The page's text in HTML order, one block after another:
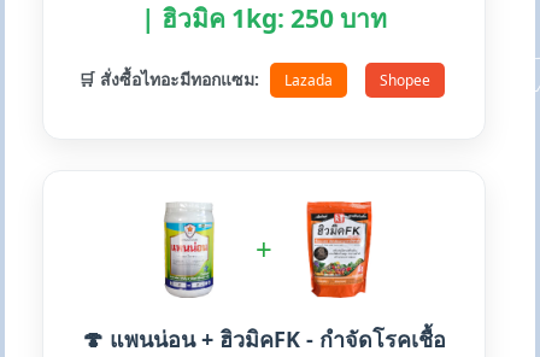
| ฮิวมิค 1kg: 250 บาท
🛒 สั่งซื้อไทอะมีทอกแซม: Lazada Shopee
+
🍄 แพนน่อน + ฮิวมิคFK - กำจัดโรคเชื้อ